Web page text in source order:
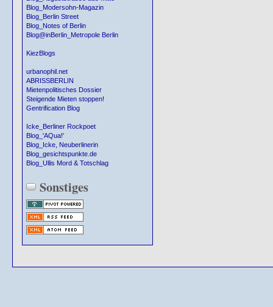
Blog_Modersohn-Magazin
Blog_Berlin Street
Blog_Notes of Berlin
Blog@inBerlin_Metropole Berlin
KiezBlogs
urbanophil.net
ABRISSBERLIN
Mietenpolitisches Dossier
Steigende Mieten stoppen!
Gentrification Blog
Icke_Berliner Rockpoet
Blog_'AQua!'
Blog_Icke, Neuberlinerin
Blog_gesichtspunkte.de
Blog_Ullis Mord & Totschlag
Sonstiges